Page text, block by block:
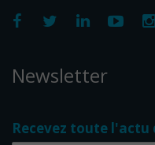
Newsletter
Recevez toute l'actu